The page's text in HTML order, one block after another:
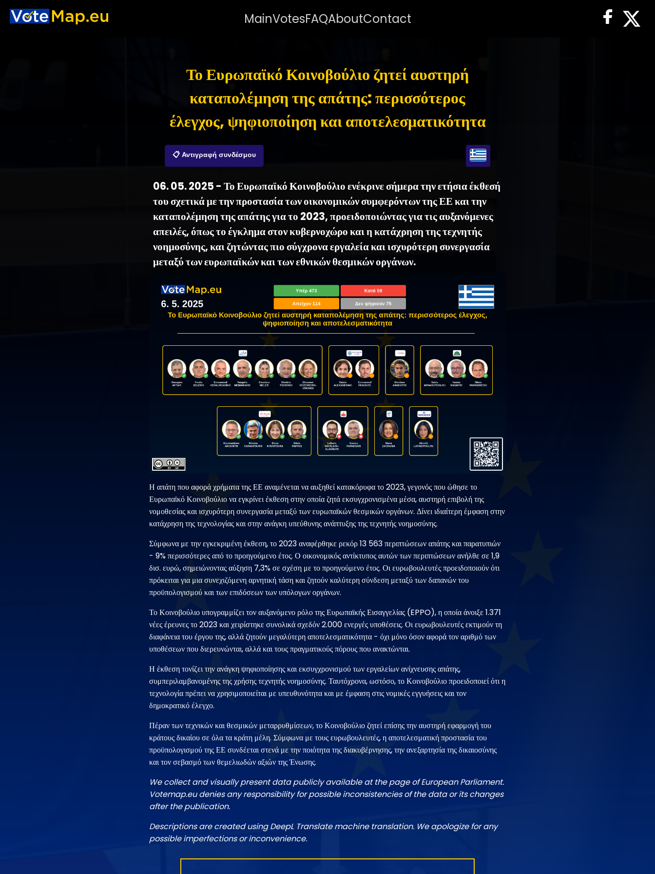
MainVotesFAQAboutContact
Το Ευρωπαϊκό Κοινοβούλιο ζητεί αυστηρή
καταπολέμηση της απάτης: περισσότερος
έλεγχος, ψηφιοποίηση και αποτελεσματικότητα
📋 Αντιγραφή συνδέσμου
06. 05. 2025 - Το Ευρωπαϊκό Κοινοβούλιο ενέκρινε σήμερα την ετήσια έκθεσή
του σχετικά με την προστασία των οικονομικών συμφερόντων της ΕΕ και την
καταπολέμηση της απάτης για το 2023, προειδοποιώντας για τις αυξανόμενες
απειλές, όπως το έγκλημα στον κυβερνοχώρο και η κατάχρηση της τεχνητής
νοημοσύνης, και ζητώντας πιο σύγχρονα εργαλεία και ισχυρότερη συνεργασία
μεταξύ των ευρωπαϊκών και των εθνικών θεσμικών οργάνων.
Η απάτη που αφορά χρήματα της ΕΕ αναμένεται να αυξηθεί κατακόρυφα το 2023, γεγονός που ώθησε το
Ευρωπαϊκό Κοινοβούλιο να εγκρίνει έκθεση στην οποία ζητά εκσυγχρονισμένα μέσα, αυστηρή επιβολή της
νομοθεσίας και ισχυρότερη συνεργασία μεταξύ των ευρωπαϊκών θεσμικών οργάνων. Δίνει ιδιαίτερη έμφαση στην
κατάχρηση της τεχνολογίας και στην ανάγκη υπεύθυνης ανάπτυξης της τεχνητής νοημοσύνης.
Σύμφωνα με την εγκεκριμένη έκθεση, το 2023 αναφέρθηκε ρεκόρ 13 563 περιπτώσεων απάτης και παρατυπιών
- 9% περισσότερες από το προηγούμενο έτος. Ο οικονομικός αντίκτυπος αυτών των περιπτώσεων ανήλθε σε 1,9
δισ. ευρώ, σημειώνοντας αύξηση 7,3% σε σχέση με το προηγούμενο έτος. Οι ευρωβουλευτές προειδοποιούν ότι
πρόκειται για μια συνεχιζόμενη αρνητική τάση και ζητούν καλύτερη σύνδεση μεταξύ των δαπανών του
προϋπολογισμού και των επιδόσεων των υπόλογων οργάνων.
Το Κοινοβούλιο υπογραμμίζει τον αυξανόμενο ρόλο της Ευρωπαϊκής Εισαγγελίας (EPPO), η οποία άνοιξε 1.371
νέες έρευνες το 2023 και χειρίστηκε συνολικά σχεδόν 2.000 ενεργές υποθέσεις. Οι ευρωβουλευτές εκτιμούν τη
διαφάνεια του έργου της, αλλά ζητούν μεγαλύτερη αποτελεσματικότητα - όχι μόνο όσον αφορά τον αριθμό των
υποθέσεων που διερευνώνται, αλλά και τους πραγματικούς πόρους που ανακτώνται.
Η έκθεση τονίζει την ανάγκη ψηφιοποίησης και εκσυγχρονισμού των εργαλείων ανίχνευσης απάτης,
συμπεριλαμβανομένης της χρήσης τεχνητής νοημοσύνης. Ταυτόχρονα, ωστόσο, το Κοινοβούλιο προειδοποιεί ότι η
τεχνολογία πρέπει να χρησιμοποιείται με υπευθυνότητα και με έμφαση στις νομικές εγγυήσεις και τον
δημοκρατικό έλεγχο.
Πέραν των τεχνικών και θεσμικών μεταρρυθμίσεων, το Κοινοβούλιο ζητεί επίσης την αυστηρή εφαρμογή του
κράτους δικαίου σε όλα τα κράτη μέλη. Σύμφωνα με τους ευρωβουλευτές, η αποτελεσματική προστασία του
προϋπολογισμού της ΕΕ συνδέεται στενά με την ποιότητα της διακυβέρνησης, την ανεξαρτησία της δικαιοσύνης
και τον σεβασμό των θεμελιωδών αξιών της Ένωσης.
We collect and visually present data publicly available at the page of European Parliament.
Votemap.eu denies any responsibility for possible inconsistencies of the data or its changes
after the publication.
Descriptions are created using DeepL Translate machine translation. We apologize for any
possible imperfections or inconvenience.